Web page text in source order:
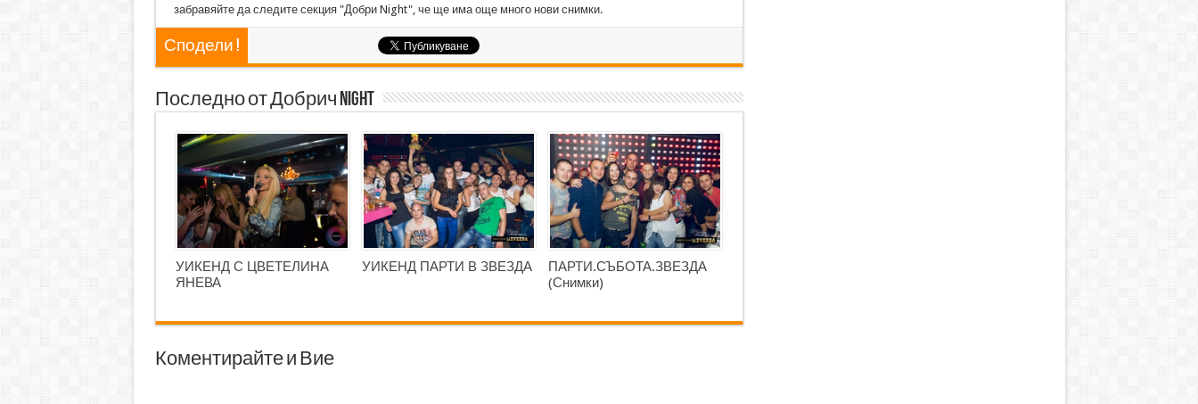
забравяйте да следите секция "Добри Night", че ще има още много нови снимки.
Сподели !
Последно от Добрич Night
УИКЕНД С ЦВЕТЕЛИНА
ЯНЕВА
УИКЕНД ПАРТИ В ЗВЕЗДА
ПАРТИ.СЪБОТА.ЗВЕЗДА
(Снимки)
Коментирайте и Вие